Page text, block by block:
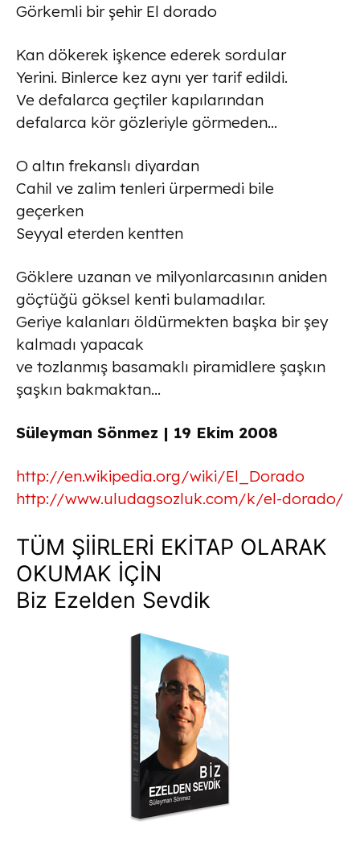
Görkemli bir şehir El dorado
Kan dökerek işkence ederek sordular
Yerini. Binlerce kez aynı yer tarif edildi.
Ve defalarca geçtiler kapılarından
defalarca kör gözleriyle görmeden…
O altın frekanslı diyardan
Cahil ve zalim tenleri ürpermedi bile
geçerken
Seyyal eterden kentten
Göklere uzanan ve milyonlarcasının aniden
göçtüğü göksel kenti bulamadılar.
Geriye kalanları öldürmekten başka bir şey
kalmadı yapacak
ve tozlanmış basamaklı piramidlere şaşkın
şaşkın bakmaktan…
Süleyman Sönmez | 19 Ekim 2008
http://en.wikipedia.org/wiki/El_Dorado
http://www.uludagsozluk.com/k/el-dorado/
TÜM ŞİİRLERİ EKİTAP OLARAK
OKUMAK İÇİN
Biz Ezelden Sevdik